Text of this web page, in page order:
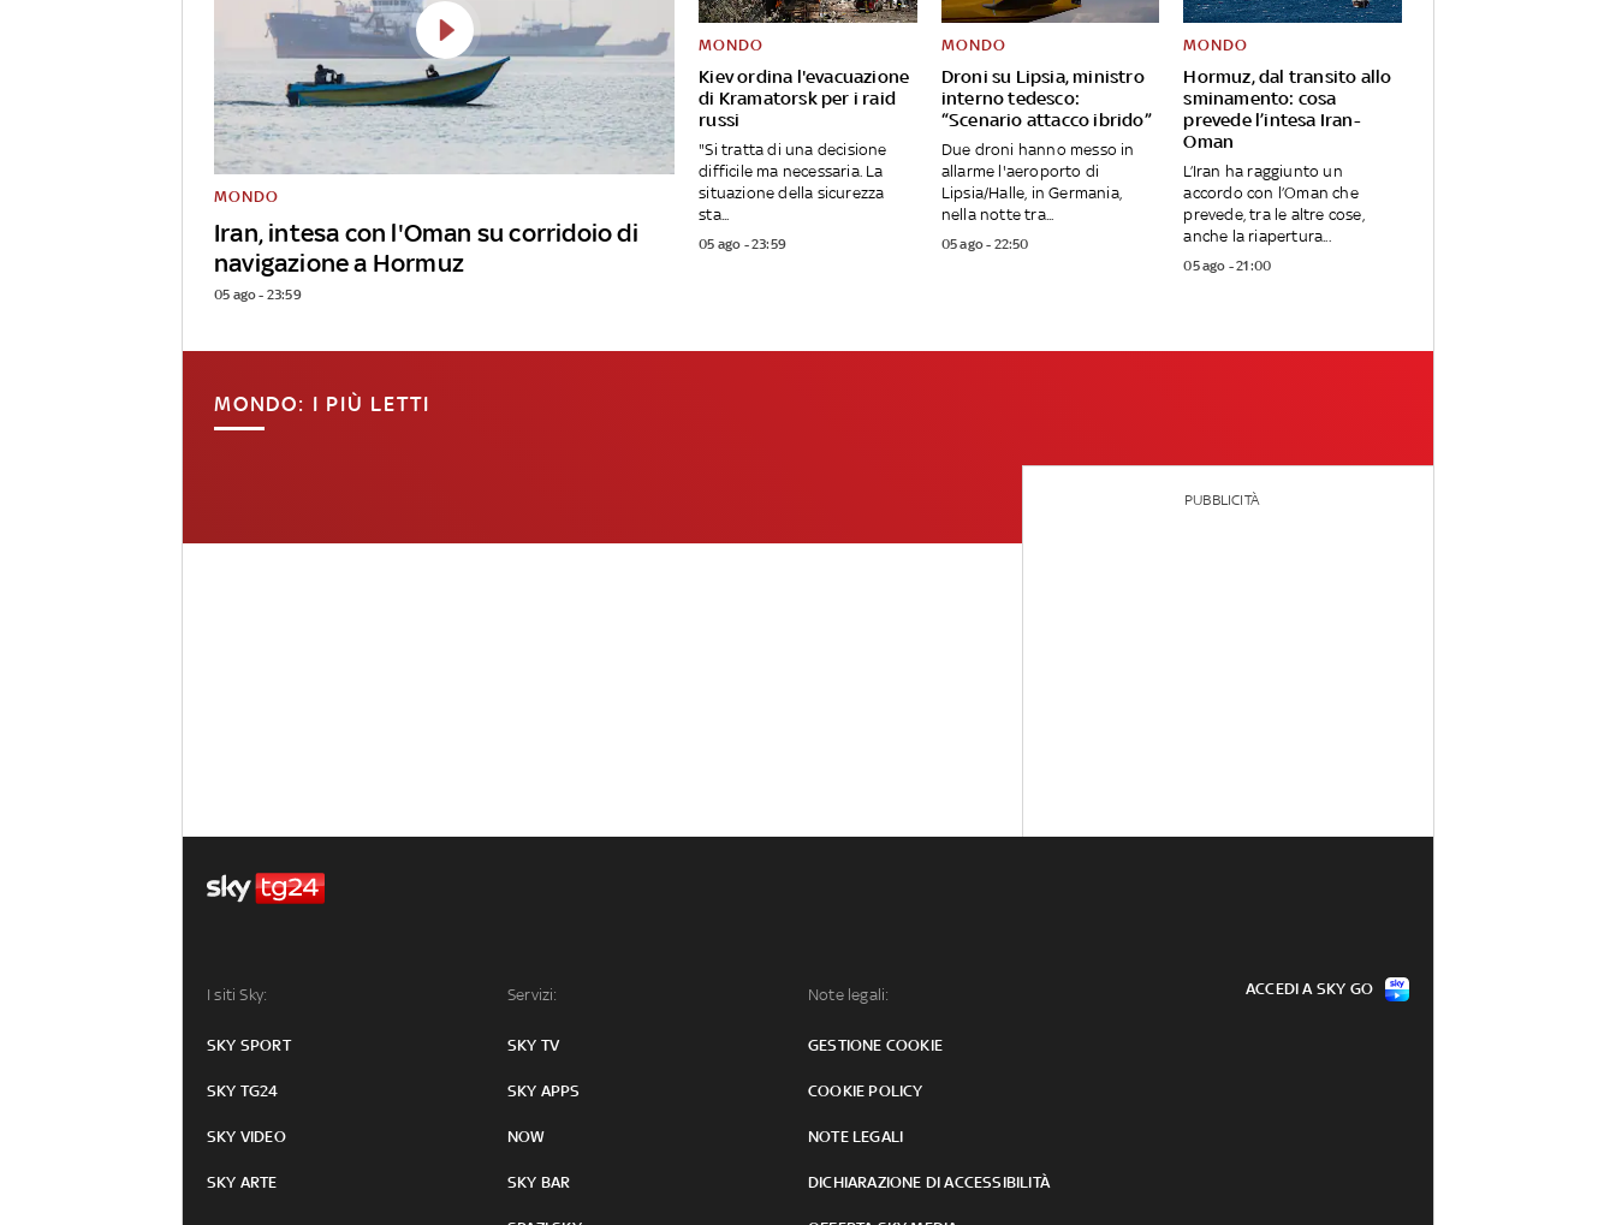
Iran, intesa con l'Oman su corridoio di
navigazione a Hormuz
MONDO
05 ago - 23:59
Kiev ordina l'evacuazione
di Kramatorsk per i raid
russi
MONDO
"Si tratta di una decisione
difficile ma necessaria. La
situazione della sicurezza
sta...
05 ago - 23:59
Droni su Lipsia, ministro
interno tedesco:
“Scenario attacco ibrido”
MONDO
Due droni hanno messo in
allarme l'aeroporto di
Lipsia/Halle, in Germania,
nella notte tra...
05 ago - 22:50
Hormuz, dal transito allo
sminamento: cosa
prevede l’intesa Iran-
Oman
MONDO
L’Iran ha raggiunto un
accordo con l’Oman che
prevede, tra le altre cose,
anche la riapertura...
05 ago - 21:00
MONDO: I PIÙ LETTI
PUBBLICITÀ
I siti Sky:
SKY SPORT
SKY TG24
SKY VIDEO
SKY ARTE
Servizi:
SKY TV
SKY APPS
NOW
SKY BAR
Note legali:
GESTIONE COOKIE
COOKIE POLICY
NOTE LEGALI
DICHIARAZIONE DI ACCESSIBILITÀ
ACCEDI A SKY GO